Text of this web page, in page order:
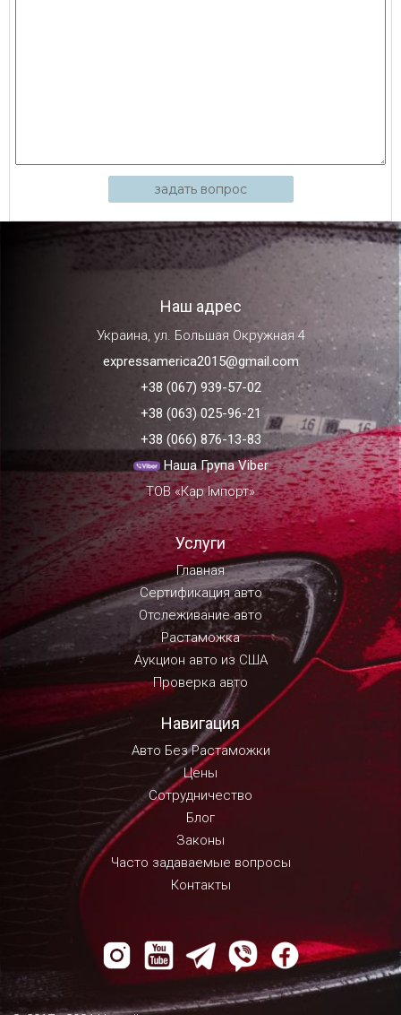
задать вопрос
Наш адрес
Украина, ул. Большая Окружная 4
expressamerica2015@gmail.com
+38 (067) 939-57-02
+38 (063) 025-96-21
+38 (066) 876-13-83
Наша Група Viber
ТОВ «Кар Імпорт»
Услуги
Главная
Сертификация авто
Отслеживание авто
Растаможка
Аукцион авто из США
Проверка авто
Навигация
Авто Без Растаможки
Цены
Сотрудничество
Блог
Законы
Часто задаваемые вопросы
Контакты